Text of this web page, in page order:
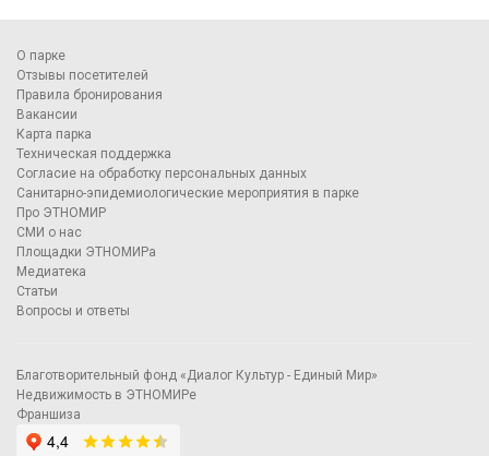
О парке
Отзывы посетителей
Правила бронирования
Вакансии
Карта парка
Техническая поддержка
Согласие на обработку персональных данных
Санитарно-эпидемиологические мероприятия в парке
Про ЭТНОМИР
СМИ о нас
Площадки ЭТНОМИРа
Медиатека
Статьи
Вопросы и ответы
Благотворительный фонд «Диалог Культур - Единый Мир»
Недвижимость в ЭТНОМИРе
Франшиза